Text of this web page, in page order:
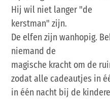
Hij wil niet langer "de
kerstman" zijn.
De elfen zijn wanhopig.
niemand de
magische kracht om de
zodat alle cadeautjes in
in één nacht bij de